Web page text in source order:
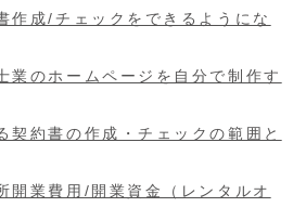
作成/チェックをできるようにな
業のホームページを自分で制作す
契約書の作成・チェックの範囲と
開業費用/開業資金（レンタルオ